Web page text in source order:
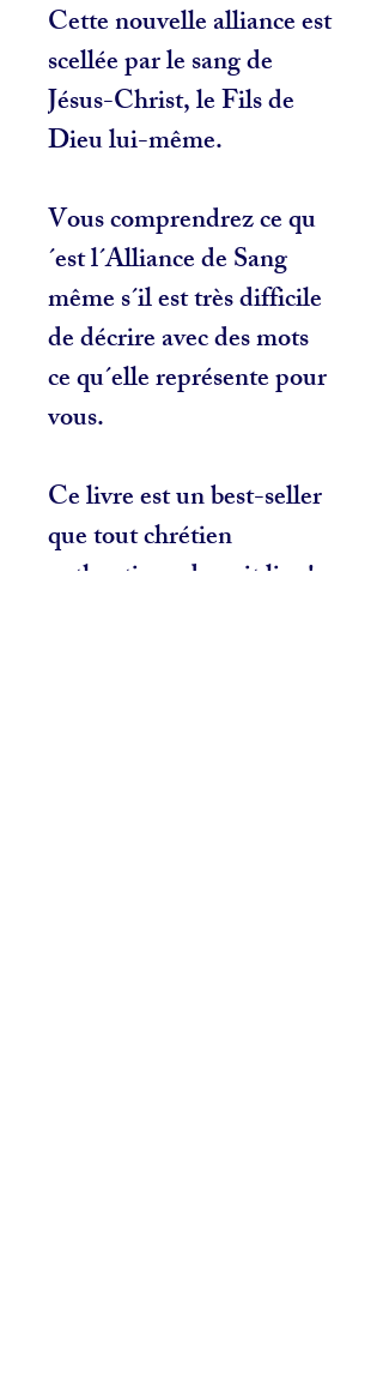
Cette nouvelle alliance est
scellée par le sang de
Jésus-Christ, le Fils de
Dieu lui-même.
Vous comprendrez ce qu
´est l´Alliance de Sang
même s´il est très difficile
de décrire avec des mots
ce qu´elle représente pour
vous.
Ce livre est un best-seller
que tout chrétien
authentique devrait lire !